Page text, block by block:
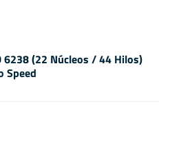
6238 (22 Núcleos / 44 Hilos)
Speed